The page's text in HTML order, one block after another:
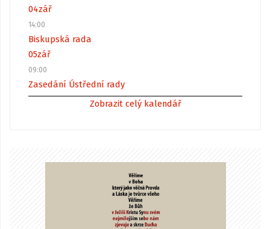
04zář
14:00
Biskupská rada
05zář
09:00
Zasedání Ústřední rady
Zobrazit celý kalendář